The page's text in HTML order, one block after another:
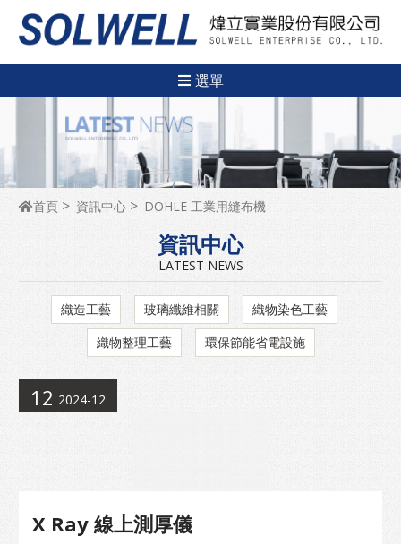
選單
首頁 資訊中心 DOHLE 工業用縫布機
資訊中心
LATEST NEWS
織造工藝 玻璃纖維相關
織物染色工藝
織物整理工藝
環保節能省電設施
12 2024-12
X Ray 線上測厚儀